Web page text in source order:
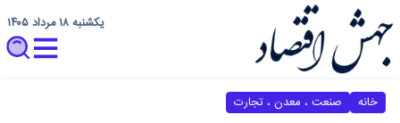
یکشنبه ۱۸ مرداد ۱۴۰۵
خانه صنعت ، معدن ، تجارت